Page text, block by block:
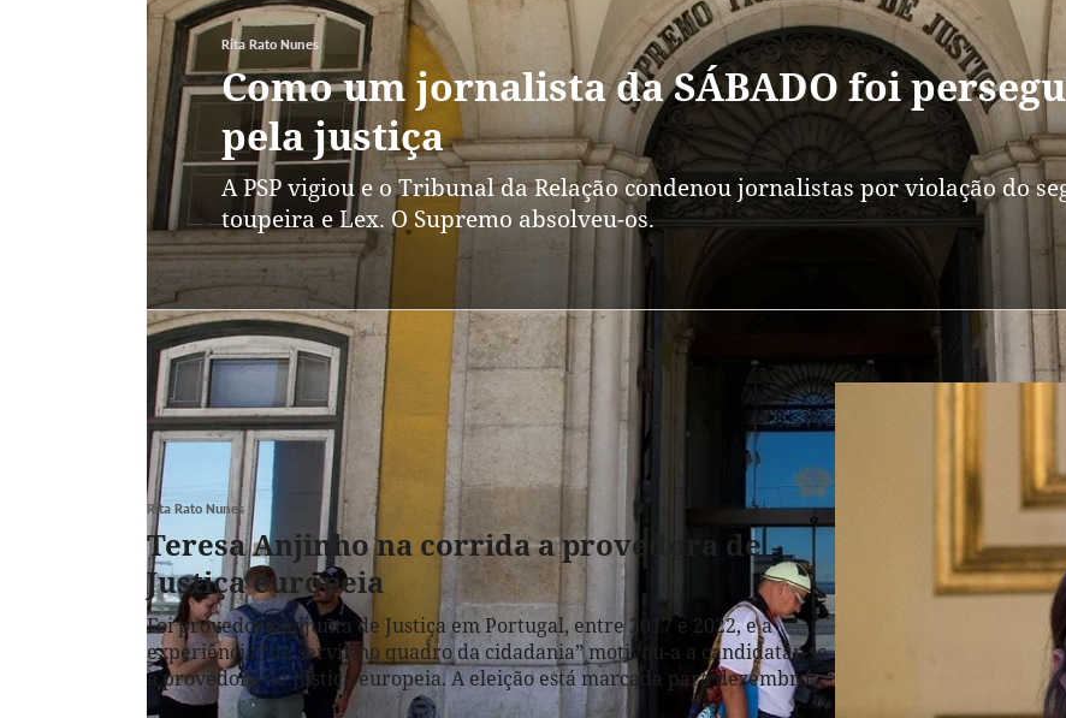
Rita Rato Nunes
Como um jornalista da SÁBADO foi
pela justiça
A PSP vigiou e o Tribunal da Relação condenou jornalistas por violação do
toupeira e Lex. O Supremo absolveu-os.
Rita Rato Nunes
Teresa Anjinho na corrida a provedora de
Justiça europeia
Foi provedora-adjunta de Justiça em Portugal, entre 2017 e 2022, e a
experiência “de servir no quadro da cidadania” motivou-a a candidatar-se
a provedora de Justiça europeia. A eleição está marcada para dezembro.